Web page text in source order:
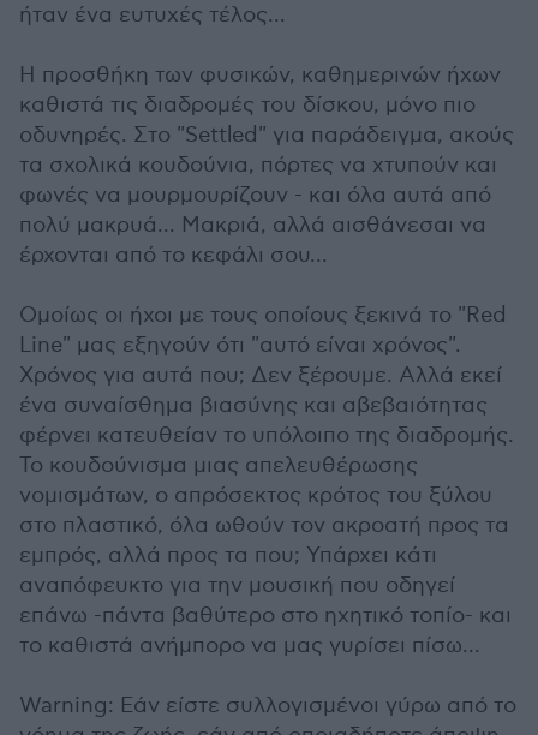
ήταν ένα ευτυχές τέλος...
Η προσθήκη των φυσικών, καθημερινών ήχων
καθιστά τις διαδρομές του δίσκου, μόνο πιο
οδυνηρές. Στο "Settled" για παράδειγμα, ακούς
τα σχολικά κουδούνια, πόρτες να χτυπούν και
φωνές να μουρμουρίζουν - και όλα αυτά από
πολύ μακρυά... Μακριά, αλλά αισθάνεσαι να
έρχονται από το κεφάλι σου...
Ομοίως οι ήχοι με τους οποίους ξεκινά το "Red
Line" μας εξηγούν ότι "αυτό είναι χρόνος".
Χρόνος για αυτά που; Δεν ξέρουμε. Αλλά εκεί
ένα συναίσθημα βιασύνης και αβεβαιότητας
φέρνει κατευθείαν το υπόλοιπο της διαδρομής.
Το κουδούνισμα μιας απελευθέρωσης
νομισμάτων, ο απρόσεκτος κρότος του ξύλου
στο πλαστικό, όλα ωθούν τον ακροατή προς τα
εμπρός, αλλά προς τα που; Υπάρχει κάτι
αναπόφευκτο για την μουσική που οδηγεί
επάνω -πάντα βαθύτερο στο ηχητικό τοπίο- και
το καθιστά ανήμπορο να μας γυρίσει πίσω...
Warning: Εάν είστε συλλογισμένοι γύρω από το